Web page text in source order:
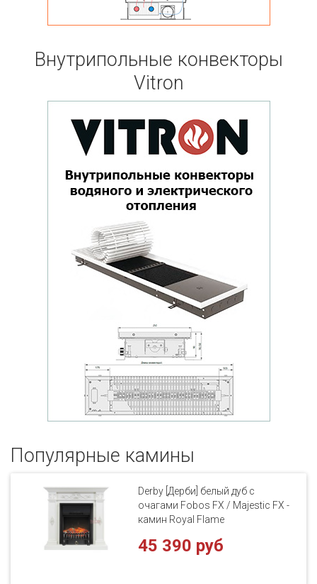
Внутрипольные конвекторы
Vitron
Популярные кaмины
Derby [Дерби] белый дуб с
очагами Fobos FX / Majestic FX -
камин Royal Flame
45 390 руб